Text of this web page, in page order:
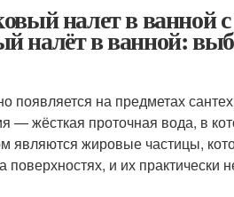
налет в ванной
налёт в ванной:
появляется на предметах
— жёсткая проточная вода, в
являются жировые частицы,
поверхностях, и их